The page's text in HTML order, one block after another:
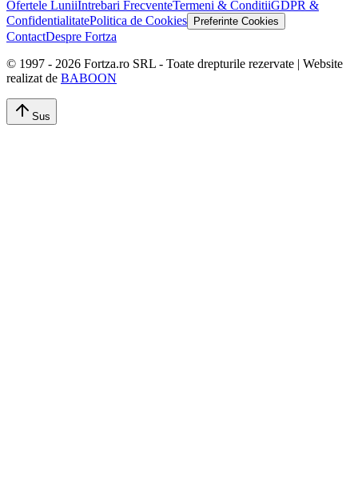
Ofertele LuniiIntrebari FrecventeTermeni & ConditiiGDPR &
ConfidentialitatePolitica de Cookies Preferinte Cookies
ContactDespre Fortza
© 1997 - 2026 Fortza.ro SRL - Toate drepturile rezervate | Website
realizat de BABOON
Sus